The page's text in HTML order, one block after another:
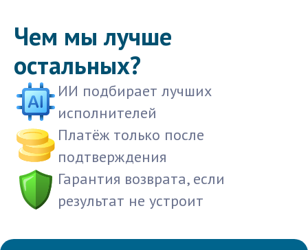
Чем мы лучше
остальных?
ИИ подбирает лучших
исполнителей
Платёж только после
подтверждения
Гарантия возврата, если
результат не устроит